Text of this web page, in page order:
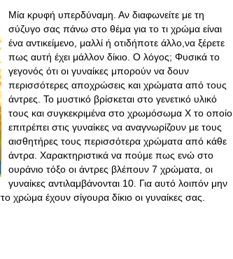
Μία κρυφή υπερδύναμη. Αν διαφωνείτε με τη
σύζυγο σας πάνω στο θέμα για το τι χρώμα είναι
ένα αντικείμενο, μαλλί ή οτιδήποτε άλλο,να ξέρετε
πως αυτή έχει μάλλον δίκιο. Ο λόγος; Φυσικά το
γεγονός ότι οι γυναίκες μπορούν να δουν
περισσότερες αποχρώσεις και χρώματα από τους
άντρες. Το μυστικό βρίσκεται στο γενετικό υλικό
τους και συγκεκριμένα στο χρωμόσωμα Χ το οποίο
επιτρέπει στις γυναίκες να αναγνωρίζουν με τους
αισθητήρες τους περισσότερα χρώματα από κάθε
άντρα. Χαρακτηριστικά να πούμε πως ενώ στο
ουράνιο τόξο οι άντρες βλέπουν 7 χρώματα, οι
γυναίκες αντιλαμβάνονται 10. Για αυτό λοιπόν μην
χρώμα έχουν σίγουρα δίκιο οι γυναίκες σας.